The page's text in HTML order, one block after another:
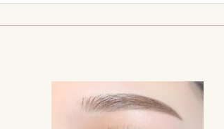
仕事帰り・早朝OKのサロン
まつげパーマ(パリジェンヌ)でナチュラル上
存在感ある魅力的なお目元に◎[岡山/アイブ